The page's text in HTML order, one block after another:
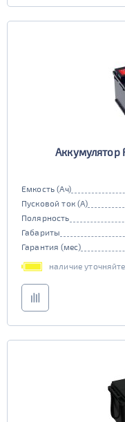
Аккумулятор
Емкость (Ач)
Пусковой ток (А)
Полярность
Габариты
Гарантия (мес)
наличие